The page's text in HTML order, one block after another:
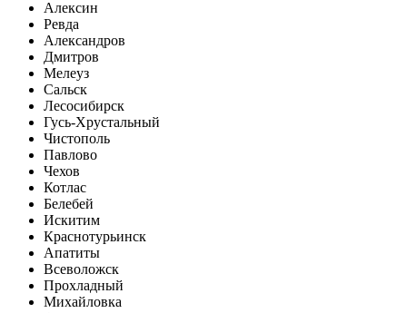
Алексин
Ревда
Александров
Дмитров
Мелеуз
Сальск
Лесосибирск
Гусь-Хрустальный
Чистополь
Павлово
Чехов
Котлас
Белебей
Искитим
Краснотурьинск
Апатиты
Всеволожск
Прохладный
Михайловка